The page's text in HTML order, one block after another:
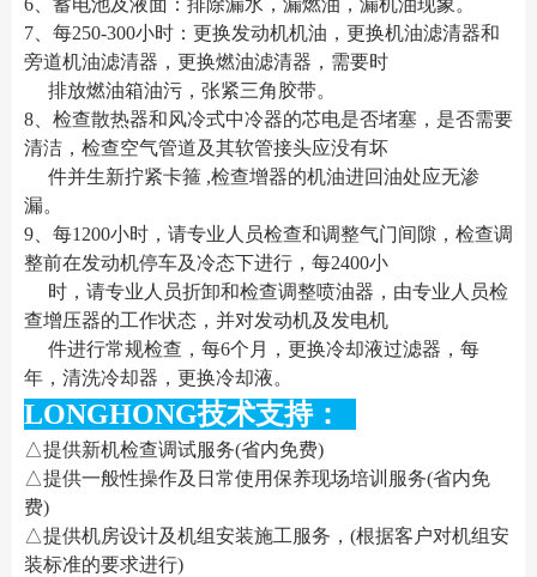
6、蓄电池及液面：排除漏水，漏燃油，漏机油现象。
7、每250-300小时：更换发动机机油，更换机油滤清器和
旁道机油滤清器，更换燃油滤清器，需要时
排放燃油箱油污，张紧三角胶带。
8、检查散热器和风冷式中冷器的芯电是否堵塞，是否需要
清洁，检查空气管道及其软管接头应没有坏
件并生新拧紧卡箍 ,检查增器的机油进回油处应无渗
漏。
9、每1200小时，请专业人员检查和调整气门间隙，检查调
整前在发动机停车及冷态下进行，每2400小
时，请专业人员折卸和检查调整喷油器，由专业人员检
查增压器的工作状态，并对发动机及发电机
件进行常规检查，每6个月，更换冷却液过滤器，每
年，清洗冷却器，更换冷却液。
LONGHONG技术支持：
△提供新机检查调试服务(省内免费)
△提供一般性操作及日常使用保养现场培训服务(省内免
费)
△提供机房设计及机组安装施工服务，(根据客户对机组安
装标准的要求进行)